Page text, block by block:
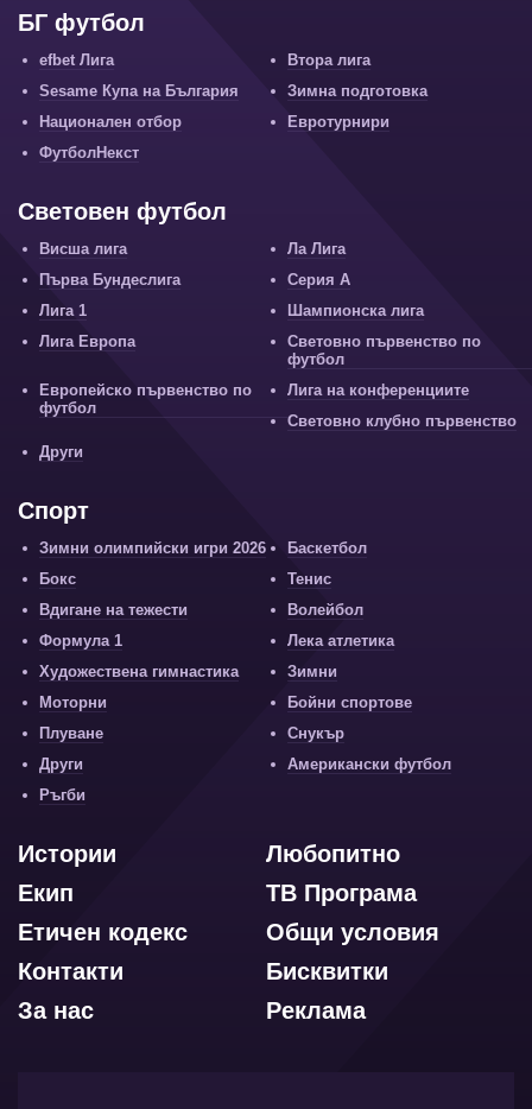
БГ футбол
efbet Лига
Втора лига
Sesame Купа на България
Зимна подготовка
Национален отбор
Евротурнири
ФутболНекст
Световен футбол
Висша лига
Ла Лига
Първа Бундеслига
Серия А
Лига 1
Шампионска лига
Лига Европа
Световно първенство по
футбол
Европейско първенство по
футбол
Лига на конференциите
Световно клубно първенство
Други
Спорт
Зимни олимпийски игри 2026
Баскетбол
Бокс
Тенис
Вдигане на тежести
Волейбол
Формула 1
Лека атлетика
Художествена гимнастика
Зимни
Моторни
Бойни спортове
Плуване
Снукър
Други
Американски футбол
Ръгби
Любопитно
Истории
ТВ Програма
Екип
Общи условия
Етичен кодекс
Бисквитки
Контакти
Реклама
За нас